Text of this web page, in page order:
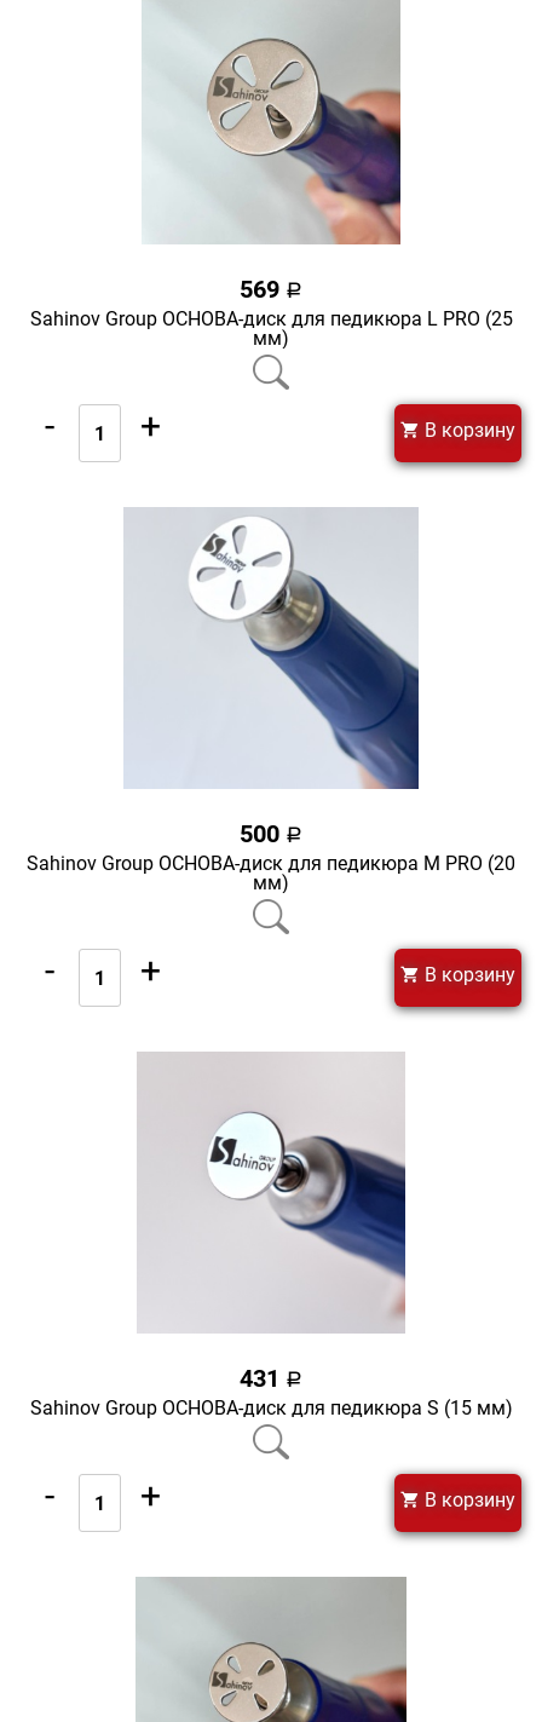
569 a
Sahinov Group ОСНОВА-диск для педикюра L PRO (25
мм)
- + В корзину
500 a
Sahinov Group ОСНОВА-диск для педикюра M PRO (20
мм)
- + В корзину
431 a
Sahinov Group ОСНОВА-диск для педикюра S (15 мм)
- + В корзину